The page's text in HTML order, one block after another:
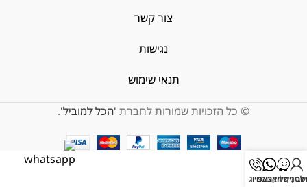
צור קשר
נגישות
תנאי שימוש
© כל הזכויות שמורות לחברת 'הכל למוביל'.
שלי
לסניף הקרוב
וואצאפחיוג